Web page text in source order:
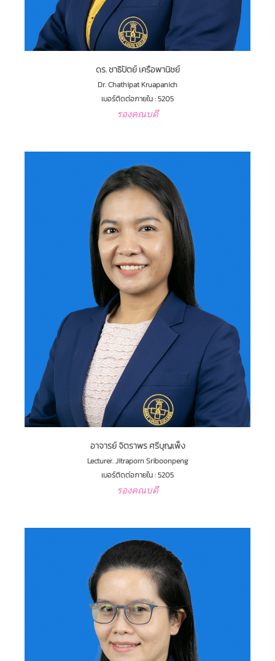
ดร. ชาธิปัตย์ เครือพานิชย์
Dr. Chathipat Kruapanich
เบอร์ติดต่อภายใน : 5205
รองคณบดี
อาจารย์ จิตราพร ศรีบุญเพ็ง
Lecturer. Jitraporn Sriboonpeng
เบอร์ติดต่อภายใน : 5205
รองคณบดี